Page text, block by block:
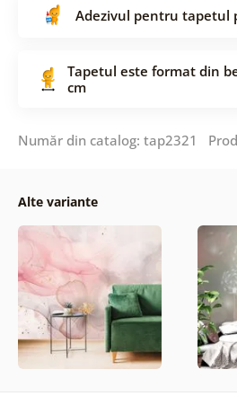
Adezivul pentru tapetul
Tapetul este format din
cm
Număr din catalog: tap2321
Alte variante